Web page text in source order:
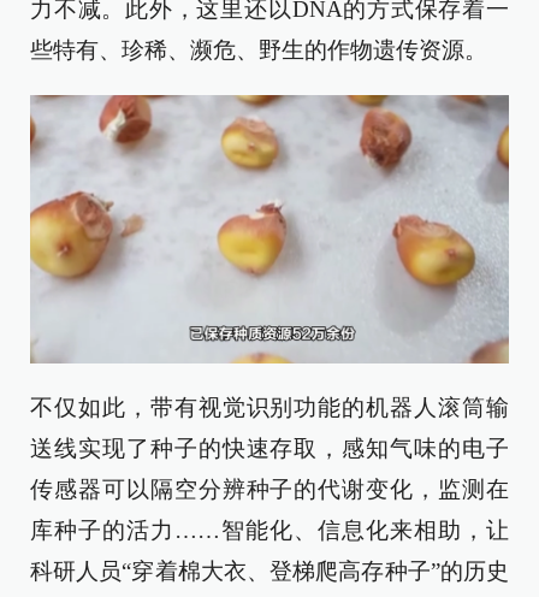
力不减。此外，这里还以DNA的方式保存着一
些特有、珍稀、濒危、野生的作物遗传资源。
不仅如此，带有视觉识别功能的机器人滚筒输
送线实现了种子的快速存取，感知气味的电子
传感器可以隔空分辨种子的代谢变化，监测在
库种子的活力……智能化、信息化来相助，让
科研人员“穿着棉大衣、登梯爬高存种子”的历史